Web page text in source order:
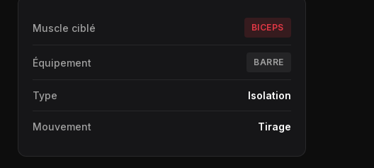
Muscle ciblé BICEPS
Équipement BARRE
Type Isolation
Mouvement Tirage